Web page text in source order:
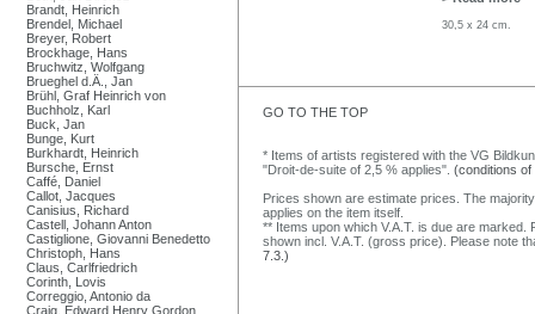
Brandt, Heinrich
Brendel, Michael
Breyer, Robert
Brockhage, Hans
Bruchwitz, Wolfgang
Brueghel d.Ä., Jan
Brühl, Graf Heinrich von
Buchholz, Karl
Buck, Jan
Bunge, Kurt
Burkhardt, Heinrich
Bursche, Ernst
Caffé, Daniel
Callot, Jacques
Canisius, Richard
Castell, Johann Anton
Castiglione, Giovanni Benedetto
Christoph, Hans
Claus, Carlfriedrich
Corinth, Lovis
Correggio, Antonio da
Craig, Edward Henry Gordon
30,5 x 24 cm.
GO TO THE TOP
* Items of artists registered with the VG
"Droit-de-suite of 2,5 % applies". (conditions of
Prices shown are estimate prices. The
applies on the item itself.
** Items upon which V.A.T. is due are
shown incl. V.A.T. (gross price). Please note
7.3.)